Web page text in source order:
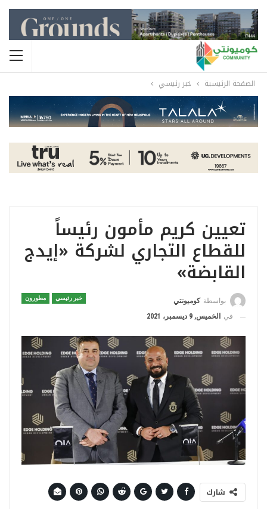
الصفحة الرئيسية خبر رئيسي
تعيين كريم مأمون رئيساً
للقطاع التجاري لشركة «إيدج
القابضة»
خبر رئيسي مطورون بواسطة كوميونتي
في
الخميس, 9 ديسمبر، 2021
شارك